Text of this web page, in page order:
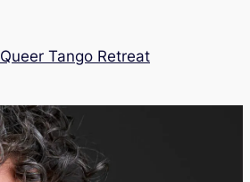
Queer Tango Retreat